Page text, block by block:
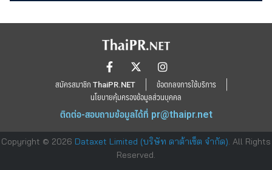
สมัครสมาชิก ThaiPR.NET
ข้อตกลงการใช้บริการ
นโยบายคุ้มครองข้อมูลส่วนบุคคล
ติดต่อ-สอบถามข้อมูลได้ที่ pr@thaipr.net
Copyright © 2026 Dataxet Limited (บริษัท ดาต้าเซ็ต จำกัด). All Rights
Reserved.